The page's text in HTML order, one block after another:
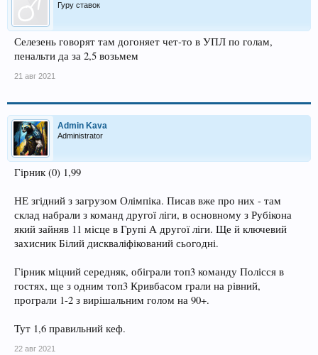
Гуру ставок
Селезень говорят там догоняет чет-то в УПЛ по голам,
пенальти да за 2,5 возьмем
21 авг 2021
Admin Kava
Administrator
Гірник (0) 1,99
НЕ згідний з загрузом Олімпіка. Писав вже про них - там
склад набрали з команд другої ліги, в основному з Рубікона
який зайняв 11 місце в Групі А другої ліги. Ще й ключевий
захисник Білий дискваліфікований сьогодні.
Гірник міцний середняк, обіграли топ3 команду Полісся в
гостях, ще з одним топ3 Кривбасом грали на рівний,
програли 1-2 з вирішальним голом на 90+.
Тут 1,6 правильний кеф.
22 авг 2021